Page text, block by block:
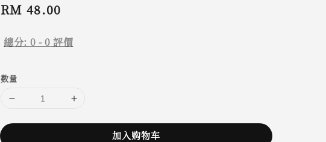
Regular
RM 48.00
總分: 0 -0 評價
数量
加入购物车